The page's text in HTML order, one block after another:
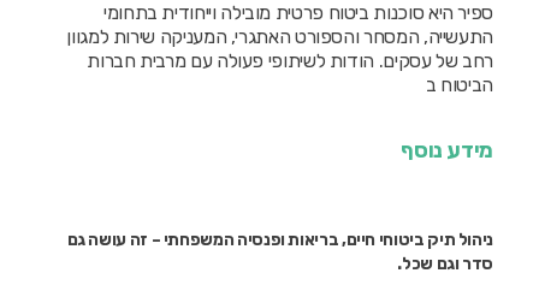
ספיר היא סוכנות ביטוח פרטית מובילה וייחודית בתחומי
התעשייה, המסחר והספורט האתגרי, המעניקה שירות למגוון
רחב של עסקים. הודות לשיתופי פעולה עם מרבית חברות
הביטוח ב
מידע נוסף
ניהול תיק ביטוחי חיים, בריאות ופנסיה המשפחתי – זה עושה גם
סדר וגם שכל.